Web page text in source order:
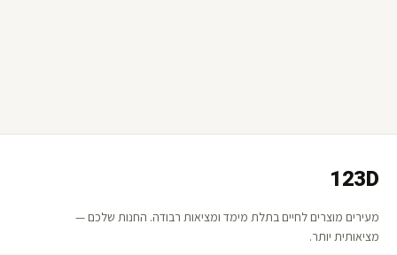
123D
מעירים מוצרים לחיים בתלת מימד ומציאות רבודה. החנות שלכם —
מציאותית יותר.